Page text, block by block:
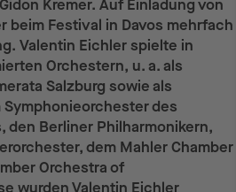
Kremer. Auf Einladung von
beim Festival in Davos mehrfach
Valentin Eichler spielte in
Orchestern, u. a. als
Salzburg sowie als
des
den Berliner Philharmonikern,
dem Mahler Chamber
Orchestra of
wurden Valentin Eichler